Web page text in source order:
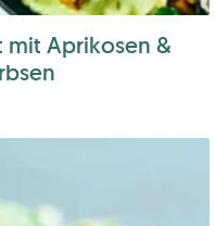
mit Aprikosen &